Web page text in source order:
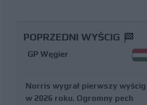
POPRZEDNI WYŚCIG
GP Węgier
Norris wygrał pierwszy wyścig
w 2026 roku. Ogromny pech